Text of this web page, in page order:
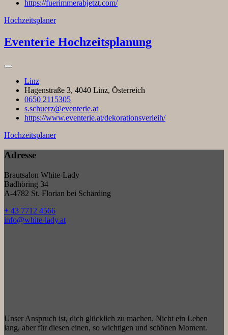
https://fuerimmerabjetzt.com/
Hochzeitsplaner
Eventerie Hochzeitsplanung
Linz
Hagenstraße 3, 4040 Linz, Österreich
0650 2115305
s.schuerz@eventerie.at
https://www.eventerie.at/dekorationsverleih/
Hochzeitsplaner
Adresse
Brautsalon White-Lady
Badhöring 34
A-4782 St. Florian bei Schärding
+ 43 7712 4566
info@white-lady.at
Unser Anspruch ist, dich glücklich zu machen. Nicht ein Leben
lang, aber für diesen einen, so wichtigen und schönen Moment.